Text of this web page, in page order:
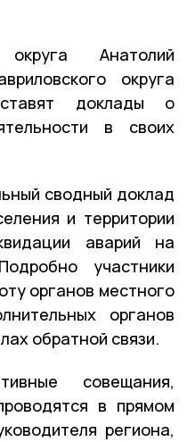
Анатолий
округа
доклады о
в своих
сводный доклад
и территории
аварий на
участники
органов местного
органов
обратной связи.
совещания,
в прямом
региона,